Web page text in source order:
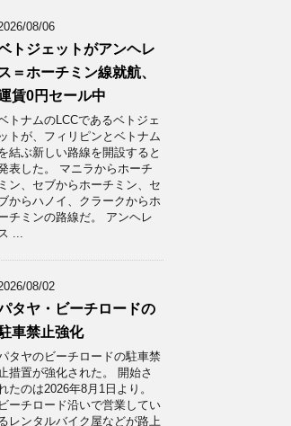
08/06
トジェットがアンヘレ
ス＝ホーチミン線就航、
賃0円セール中
トナムのLCCであるベトジェ
ットが、フィリピンとベトナム
結ぶ新しい路線を開設すると
表した。 マニラからホーチ
ミン、セブからホーチミン、セ
からハノイ、クラークからホ
チミンの路線だ。 アンヘレ
...
08/02
タヤ・ビーチロードの
車禁止強化
タヤのビーチロードの駐車禁
措置が強化された。 開始さ
たのは2026年8月1日より。
ビーチロード沿いで営業してい
レンタルバイク屋などが路上